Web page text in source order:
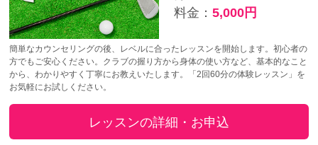
料金：5,000円
簡単なカウンセリングの後、レベルに合ったレッスンを開始します。初心者の
方でもご安心ください。クラブの握り方から身体の使い方など、基本的なこと
から、わかりやすく丁寧にお教えいたします。「2回60分の体験レッスン」を
お気軽にお試しください。
レッスンの詳細・お申込